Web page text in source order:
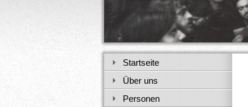
Startseite
Über uns
Personen